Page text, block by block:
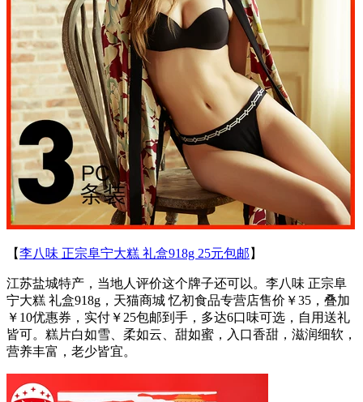
【李八味 正宗阜宁大糕 礼盒918g 25元包邮 】
江苏盐城特产，当地人评价这个牌子还可以。李八味 正宗阜
宁大糕 礼盒918g，天猫商城 忆初食品专营店售价￥35，叠加
￥10优惠券，实付￥25包邮到手，多达6口味可选，自用送礼
皆可。糕片白如雪、柔如云、甜如蜜，入口香甜，滋润细软，
营养丰富，老少皆宜。